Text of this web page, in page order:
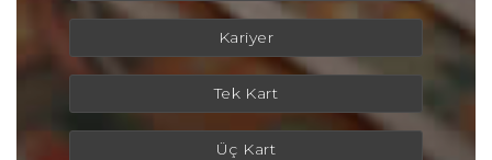
Kariyer
Tek Kart
Üç Kart